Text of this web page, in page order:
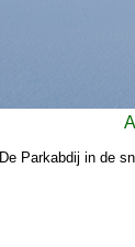
De Parkabdij in de